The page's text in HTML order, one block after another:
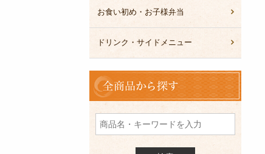
お食い初め・お子様弁当
ドリンク・サイドメニュー
全
商
品
を